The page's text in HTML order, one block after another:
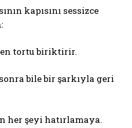
kapısını sessizce
tortu biriktirir.
bile bir şarkıyla geri
her şeyi hatırlamaya.